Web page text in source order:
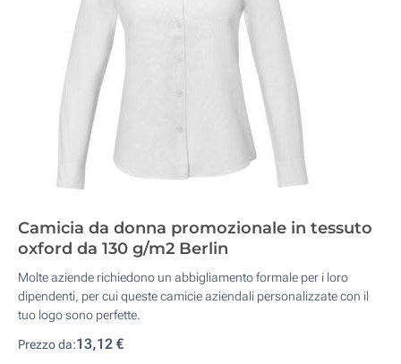
Camicia da donna promozionale in tessuto
oxford da 130 g/m2 Berlin
Molte aziende richiedono un abbigliamento formale per i loro
dipendenti, per cui queste camicie aziendali personalizzate con il
tuo logo sono perfette.
Prezzo da:13,12 €